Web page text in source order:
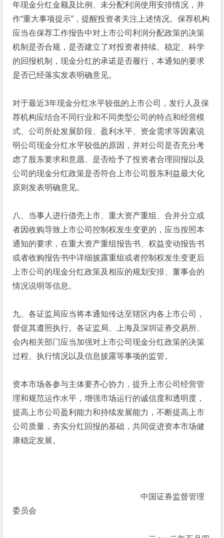
年现金分红金额及比例、未分配利润使用安排情况，并
作“重大事项提示”，提醒投资者关注上述情况。保荐机构
应当在保荐工作报告中对上市公司利润分配政策的决策
机制是否合规，是否建立了对投资者持续、稳定、科学
的回报机制，现金分红的承诺是否履行，本通知的要求
是否已经落实发表明确意见。
对于最近3年现金分红水平较低的上市公司，发行人及保
荐机构应结合不同行业和不同类型公司的特点和经营模
式、公司所处发展阶段、盈利水平、资金需求等因素说
明公司现金分红水平较低的原因，并对公司是否充分考
虑了股东要求和意愿、是否给予了投资者合理回报以及
公司的现金分红政策是否符合上市公司股东利益最大化
原则发表明确意见。
八、当事人进行借壳上市、重大资产重组、合并分立或
者因收购导致上市公司控制权发生变更的，应当按照本
通知的要求，在重大资产重组报告书、权益变动报告书
或者收购报告书中详细披露重组或者控制权发生变更后
上市公司的现金分红政策及相应的规划安排、董事会的
情况说明等信息。
九、各证监局应当将本通知传达至辖区内各上市公司，
督促其遵照执行。各证监局、上海及深圳证券交易所、
会内相关部门应当加强对上市公司现金分红政策的决策
过程、执行情况以及信息披露等事项的监管。
资本市场各参与主体要齐心协力，提升上市公司经营管
理和规范运作水平，增强市场运行的诚信度和透明度，
提高上市公司盈利能力和持续发展能力，不断提高上市
公司质量，夯实分红回报的基础，共同促进资本市场健
康稳定发展。
中国证券监督管理
委员会